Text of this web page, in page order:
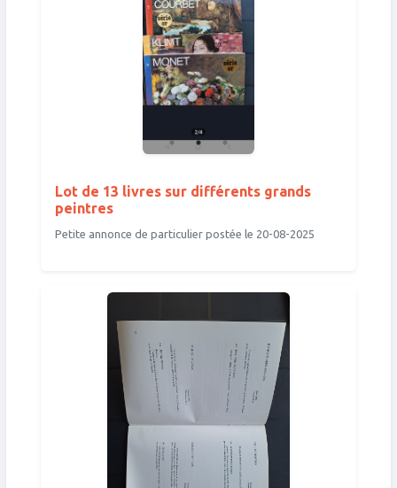
Lot de 13 livres sur différents grands
peintres
Petite annonce de particulier postée le 20-08-2025